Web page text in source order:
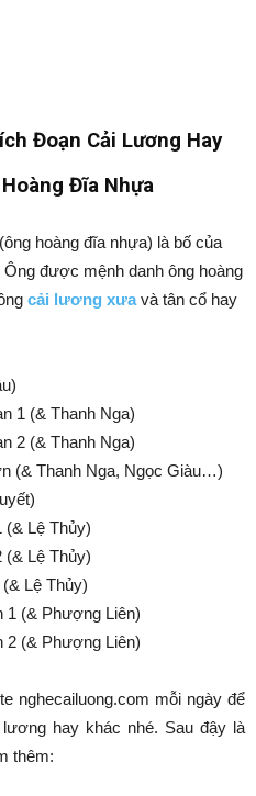
Đoạn Cải Lương Hay
Đĩa Nhựa
hoàng đĩa nhựa) là bố của
được mệnh danh ông hoàng
cải lương xưavà tân cổ hay
1 (& Thanh Nga)
2 (& Thanh Nga)
(& Thanh Nga, Ngọc Giàu…)
Lệ Thủy)
Lệ Thủy)
Lệ Thủy)
1 (& Phượng Liên)
2 (& Phượng Liên)
nghecailuong.com mỗi ngày để
hay khác nhé. Sau đậy là
thêm: